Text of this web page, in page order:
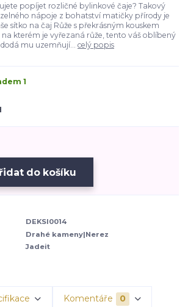
popíjet rozličné bylinkové čaje? Takový
nápoje z bohatství matičky přírody je
sítko na čaj Růže s překrásným kouskem
kterém je vyřezaná růže, tento váš oblíbený
mu uzemňují... celý popis
1
do košíku
DEKSI0014
Drahé kameny|Nerez
Jadeit
Komentáře 0